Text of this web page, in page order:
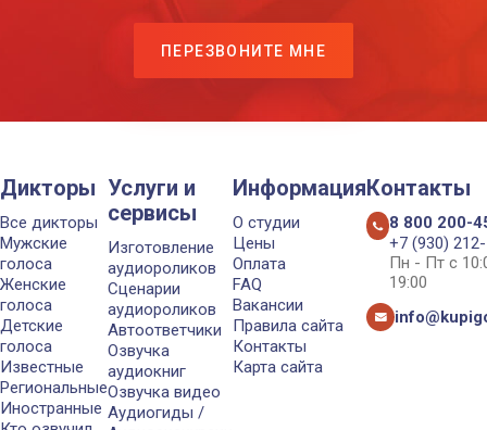
ПЕРЕЗВОНИТЕ МНЕ
Дикторы
Все дикторы
Мужские
голоса
Женские
голоса
Детские
голоса
Известные
Региональные
Иностранные
Услуги и
сервисы
Изготовление
аудиороликов
Сценарии
аудиороликов
Автоответчики
Озвучка
аудиокниг
Озвучка видео
Аудиогиды /
Информация
О студии
Цены
Оплата
FAQ
Вакансии
Правила сайта
Контакты
Карта сайта
Контакты
8 800 200-
+7 (930)
Пн - Пт с
19:00